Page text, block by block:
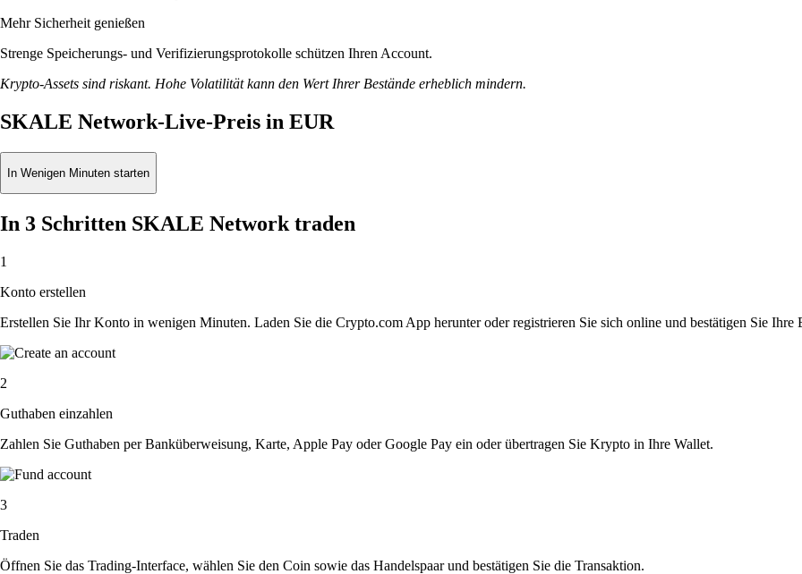
Mehr Sicherheit genießen
Strenge Speicherungs- und Verifizierungsprotokolle schützen Ihren Account.
Krypto-Assets sind riskant. Hohe Volatilität kann den Wert Ihrer Bestände erheblich mindern.
SKALE Network-Live-Preis in EUR
In Wenigen Minuten starten
In 3 Schritten SKALE Network traden
1
Konto erstellen
Erstellen Sie Ihr Konto in wenigen Minuten. Laden Sie die Crypto.com App herunter oder registrieren Sie sich online und bestätigen Sie Ihre
2
Guthaben einzahlen
Zahlen Sie Guthaben per Banküberweisung, Karte, Apple Pay oder Google Pay ein oder übertragen Sie Krypto in Ihre Wallet.
3
Traden
Öffnen Sie das Trading-Interface, wählen Sie den Coin sowie das Handelspaar und bestätigen Sie die Transaktion.